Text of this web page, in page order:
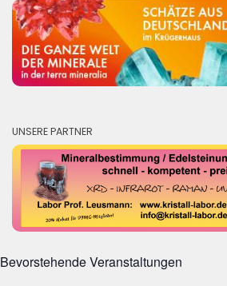
UNSERE PARTNER
Bevorstehende Veranstaltungen